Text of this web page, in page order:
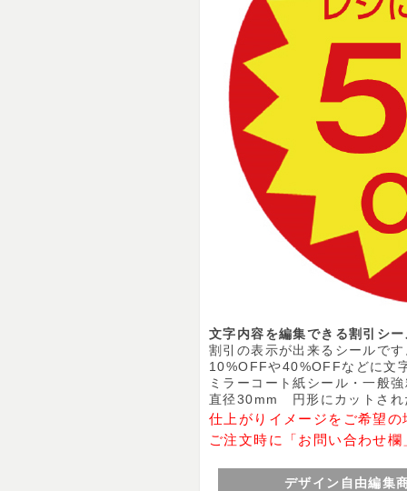
文字内容を編集できる割引シ
割引の表示が出来るシールで
10%OFFや40%OFFなどに文
ミラーコート紙シール・一般
直径30mm 円形にカットされ
仕上がりイメージをご希望の
ご注文時に「お問い合わせ
デザイン自由編集